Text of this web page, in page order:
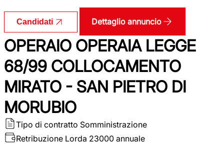
Candidati Dettaglio annuncio
OPERAIO OPERAIA LEGGE
68/99 COLLOCAMENTO
MIRATO - SAN PIETRO DI
MORUBIO
Tipo di contratto Somministrazione
Retribuzione Lorda 23000 annuale